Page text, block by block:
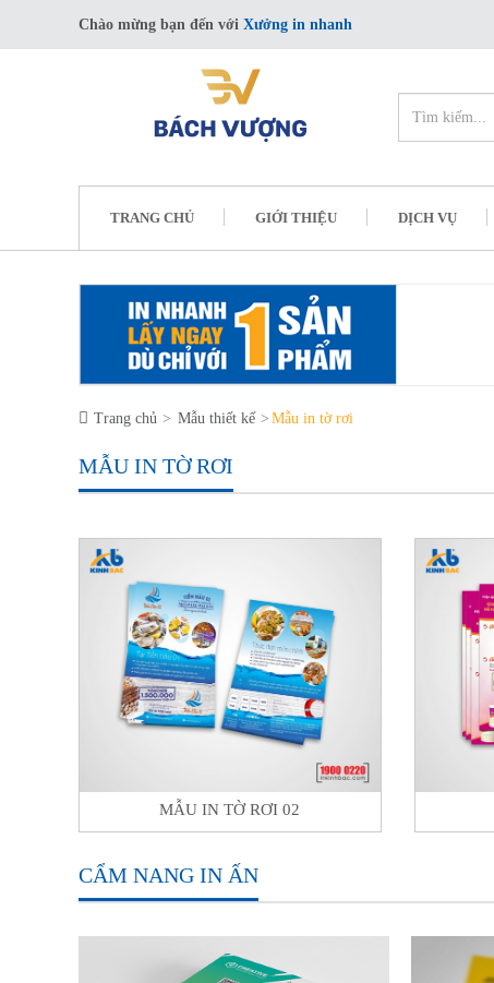
Chào mừng bạn đến với Xưởng in nhanh
TRANG CHỦ GIỚI THIỆU DỊCH VỤ
Trang chủ Mẫu thiết kế Mẫu in tờ rơi
MẪU IN TỜ RƠI
MẪU IN TỜ RƠI 02
CẨM NANG IN ẤN